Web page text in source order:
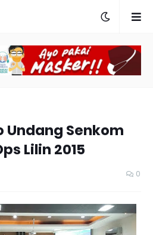
Undang Senkom
Lilin 2015
0